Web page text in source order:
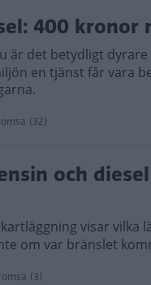
400 kronor
är det betydligt
en tjänst får vara
(32)
och
kartläggning visar vilka
om var bränslet
(3)